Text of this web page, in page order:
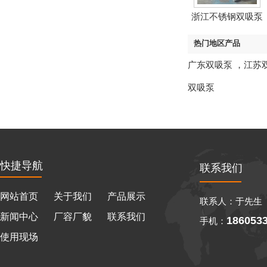
浙江不锈钢双吸泵
热门地区产品
广东双吸泵 ， 江苏
双吸泵
快捷导航
网站首页 关于我们
产品展示
新闻中心
厂容厂貌
联系我们
使用现场
联系我们
联系人：于先生
手机：